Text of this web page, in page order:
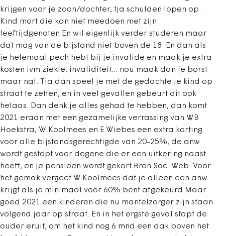
krijgen voor je zoon/dochter, tja schulden lopen op.
Kind mort die kan niet meedoen met zijn
leeftijdgenoten.En wil eigenlijk verder studeren maar
dat mag van de bijstand niet boven de 18. En dan als
je helemaal pech hebt bij je invalide en maak je extra
kosten ivm ziekte, invaliditeit... nou maak dan je borst
maar nat. Tja dan speel je met de gedachte je kind op
straat te zetten, en in veel gevallen gebeurt dit ook
helaas. Dan denk je alles gehad te hebben, dan komt
2021 eraan met een gezamelijke verrassing van WB
Hoekstra, W Koolmees en E.Wiebes een extra korting
voor alle bijstandsgerechtigde van 20-25%, de anw
wordt gestopt voor degene die er een uitkering naast
heeft, en je pensioen wordt gekort.Bron Soc. Web. Voor
het gemak vergeet W.Koolmees dat je alleen een anw
krijgt als je minimaal voor 60% bent afgekeurd.Maar
goed 2021 een kinderen die nu mantelzorger zijn staan
volgend jaar op straat. En in het ergste geval stapt de
ouder eruit, om het kind nog 6 mnd een dak boven het